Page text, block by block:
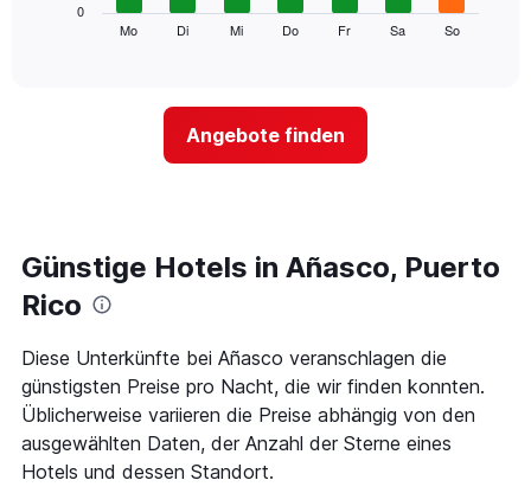
Monate
Zimmerpreis
anzeigt.
durchschnittlichen
jeweiligen
Wochentag.
Das
Diagramm
1
X-
Achse,
die
die
Wochentage
Mo Di Mi Do Fr Sa So
0
Angebote finden
Günstige Hotels in Añasco, Puerto
Rico
Diese Unterkünfte bei Añasco veranschlagen die
günstigsten Preise pro Nacht, die wir finden konnten.
Üblicherweise variieren die Preise abhängig von den
ausgewählten Daten, der Anzahl der Sterne eines
Hotels und dessen Standort.